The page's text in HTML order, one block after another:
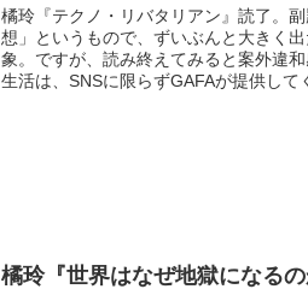
橘玲『テクノ・リバタリアン』読了。
想」というもので、ずいぶんと大きく
象。ですが、読み終えてみると案外違
生活は、SNSに限らずGAFAが提供して
橘玲『世界はなぜ地獄になるの